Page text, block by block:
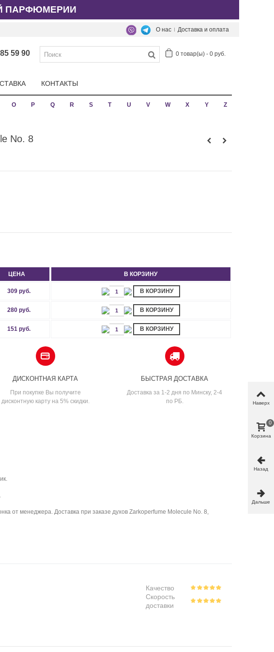
ПАРФЮМЕРИИ
Доставка и оплата
О нас
0 товар(ы) - 0 руб.
59 90
КОНТАКТЫ
O P Q R S T U V W X Y
Z
No. 8
ЦЕНА В КОРЗИНУ
309 руб. В КОРЗИНУ
280 руб. В КОРЗИНУ
151 руб. В КОРЗИНУ
ДИСКОНТНАЯ КАРТА
При покупке Вы получите
дисконтную карту на 5% скидки.
БЫСТРАЯ ДОСТАВКА
Доставка за 1-2 дня по Минску, 2-4
по РБ.
от менеджера. Доставка при заказе духов Zarkoperfume Molecule No. 8,
Качество
Скорость
доставки
Наверх
Корзина
0
Назад
Дальше